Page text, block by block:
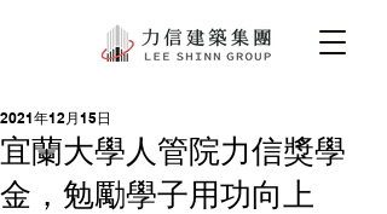
宜蘭大學人管院力信獎學
金，勉勵學子用功向上
2021年12月15日